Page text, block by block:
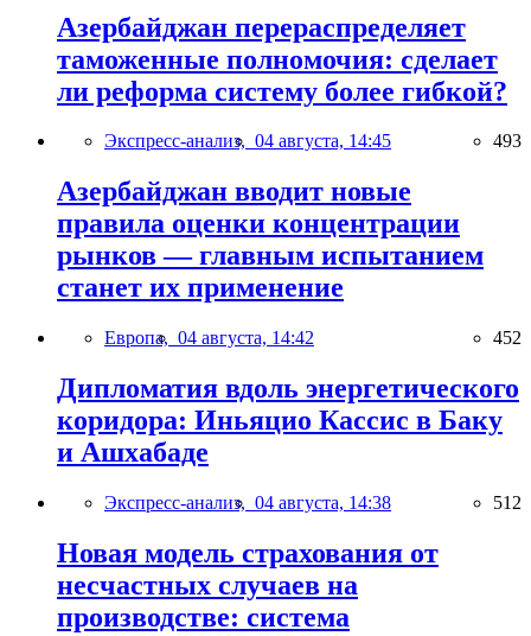
Азербайджан перераспределяет
таможенные полномочия: сделает
ли реформа систему более гибкой?
Экспресс-анализ, 04 августа, 14:45 493
Азербайджан вводит новые
правила оценки концентрации
рынков — главным испытанием
станет их применение
Европа, 04 августа, 14:42 452
Дипломатия вдоль энергетического
коридора: Иньяцио Кассис в Баку
и Ашхабаде
Экспресс-анализ, 04 августа, 14:38 512
Новая модель страхования от
несчастных случаев на
производстве: система